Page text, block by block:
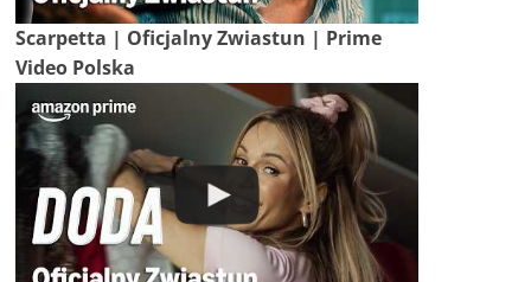
Scarpetta | Oficjalny Zwiastun | Prime
Video Polska